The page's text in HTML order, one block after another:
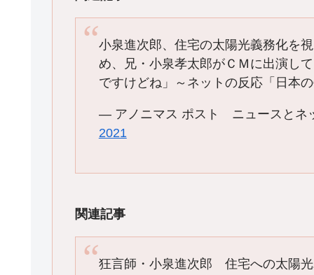
小泉進次郎、住宅の太陽光義務化を
め、兄・小泉孝太郎がＣＭに出演し
ですけどね」～ネットの反応「日本
— アノニマス ポスト ニュースとネ
2021
関連記事
狂言師・小泉進次郎 住宅への太陽